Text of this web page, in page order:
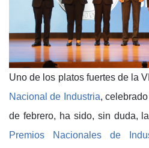
Uno de los platos fuertes de la
Nacional de Industria,
de febrero, ha sido, sin duda,
Premios Nacionales de